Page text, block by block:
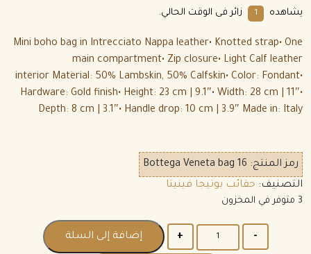
يشاهده 1 زائر فى الوقت الحالي.
Mini boho bag in Intrecciato Nappa leather• Knotted strap• One
main compartment• Zip closure• Light Calf leather
interior Material: 50% Lambskin, 50% Calfskin• Color: Fondant•
Hardware: Gold finish• Height: 23 cm | 9.1″• Width: 28 cm | 11″•
Depth: 8 cm | 3.1″• Handle drop: 10 cm | 3.9″ Made in: Italy
رمز المنتج: Bottega Veneta bag 16
التصنيف: حقائب بوتيجا فينيتا
3 متوفر في المخزون
إضافة إلى السلة